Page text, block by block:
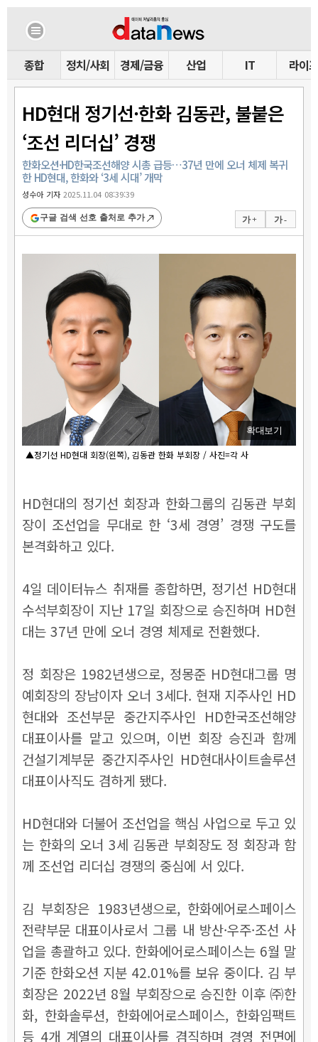
종합 정치/사회 경제/금융 산업 IT 라이프
HD현대 정기선·한화 김동관, 불붙은
‘조선 리더십’ 경쟁
한화오션·HD한국조선해양 시총 급등…37년 만에 오너 체제 복귀
한 HD현대, 한화와 ‘3세 시대’ 개막
성수아 기자2025.11.04 08:39:39
가 + 가 -
구글 검색 선호 출처로 추가
확대보기
▲정기선 HD현대 회장(왼쪽), 김동관 한화 부회장 / 사진=각 사
HD현대의 정기선 회장과 한화그룹의 김동관 부회
장이 조선업을 무대로 한 ‘3세 경영’ 경쟁 구도를
본격화하고 있다.
4일 데이터뉴스 취재를 종합하면, 정기선 HD현대
수석부회장이 지난 17일 회장으로 승진하며 HD현
대는 37년 만에 오너 경영 체제로 전환했다.
정 회장은 1982년생으로, 정몽준 HD현대그룹 명
예회장의 장남이자 오너 3세다. 현재 지주사인 HD
현대와 조선부문 중간지주사인 HD한국조선해양
대표이사를 맡고 있으며, 이번 회장 승진과 함께
건설기계부문 중간지주사인 HD현대사이트솔루션
대표이사직도 겸하게 됐다.
HD현대와 더불어 조선업을 핵심 사업으로 두고 있
는 한화의 오너 3세 김동관 부회장도 정 회장과 함
께 조선업 리더십 경쟁의 중심에 서 있다.
김 부회장은 1983년생으로, 한화에어로스페이스
전략부문 대표이사로서 그룹 내 방산·우주·조선 사
업을 총괄하고 있다. 한화에어로스페이스는 6월 말
기준 한화오션 지분 42.01%를 보유 중이다. 김 부
회장은 2022년 8월 부회장으로 승진한 이후 ㈜한
화, 한화솔루션, 한화에어로스페이스, 한화임팩트
등 4개 계열의 대표이사를 겸직하며 경영 전면에